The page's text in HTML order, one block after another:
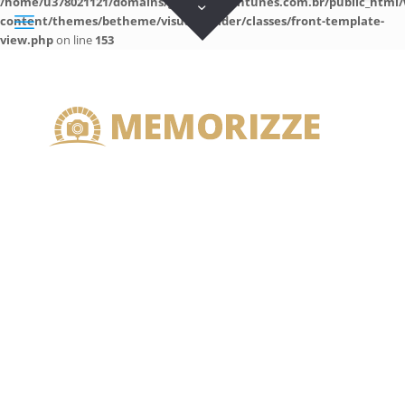
content/themes/betheme/visual-builder/classes/front-template-
view.phpon line 153